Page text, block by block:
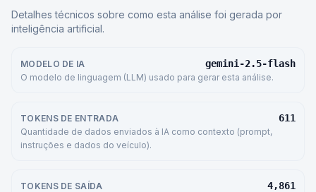
Detalhes técnicos sobre como esta análise foi gerada por
inteligência artificial.
MODELO DE IA gemini-2.5-flash
O modelo de linguagem (LLM) usado para gerar esta análise.
TOKENS DE ENTRADA 611
Quantidade de dados enviados à IA como contexto (prompt,
instruções e dados do veículo).
TOKENS DE SAÍDA 4,861